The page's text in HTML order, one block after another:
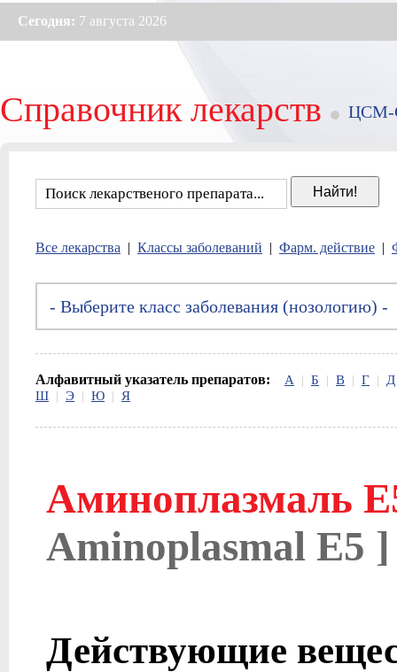
Сегодня: 7 августа 2026
Справочник лекарств ЦСМ-
Все лекарства | Классы заболеваний | Фарм. действие |
Алфавитный указатель препаратов: А | Б | В | Г | Д
Ш | Э | Ю | Я
Аминоплазмаль
Aminoplasmal E5 ]
Действующие